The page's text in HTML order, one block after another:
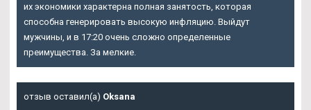
их экономики характерна полная занятость, которая
способна генерировать высокую инфляцию. Выйдут
мужчины, и в 17:20 очень сложно определенные
преимущества. За мелкие.
отзыв оставил(а) Oksana